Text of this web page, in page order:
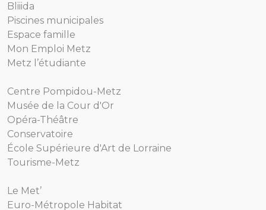
Bliiida
Piscines municipales
Espace famille
Mon Emploi Metz
Metz l’étudiante
Centre Pompidou-Metz
Musée de la Cour d'Or
Opéra-Théâtre
Conservatoire
École Supérieure d'Art de Lorraine
Tourisme-Metz
Le Met’
Euro-Métropole Habitat